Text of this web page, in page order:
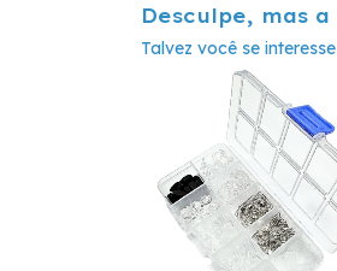
Desculpe, mas
Talvez você se